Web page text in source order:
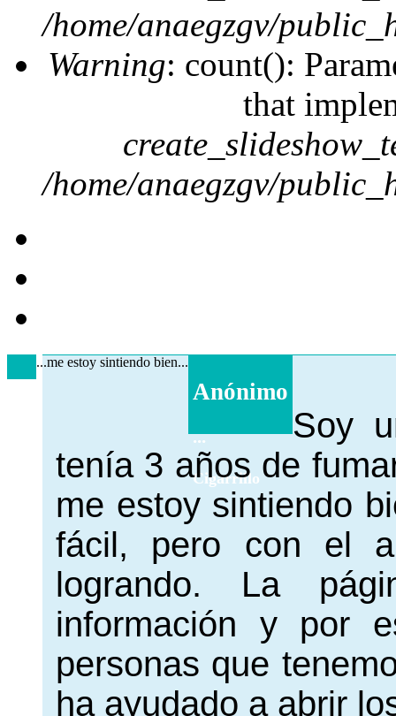
/home/anaegzgv/
Warning: count():
that
/home/anaegzgv/
...me estoy sintiendo bien...
Anónimo
...
Cigarrillo
Soy
tenía 3 años de
me estoy sintiendo
fácil, pero con el
logrando. La
información y por
personas que
ha ayudado a abrir